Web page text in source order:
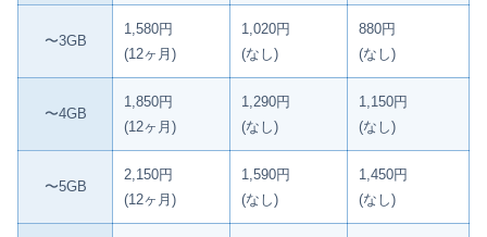
〜3GB
1,580円
(12ヶ月)
1,020円
(なし)
880円
(なし)
〜4GB
1,850円
(12ヶ月)
1,290円
(なし)
1,150円
(なし)
〜5GB
2,150円
(12ヶ月)
1,590円
(なし)
1,450円
(なし)